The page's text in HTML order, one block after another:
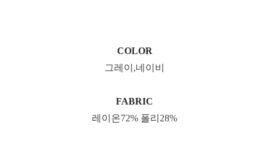
COLOR
그레이,네이비
FABRIC
레이온72% 폴리28%